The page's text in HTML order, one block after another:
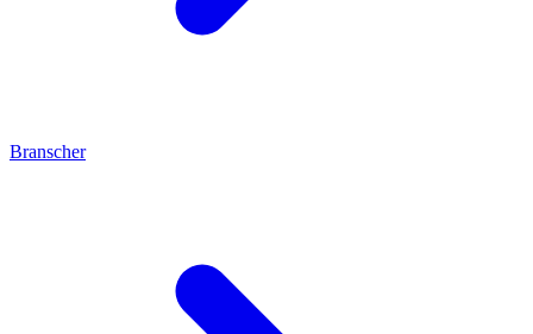
Branscher